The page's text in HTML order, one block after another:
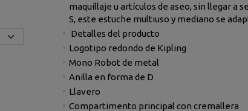
maquillaje u artículos de aseo, sin llegar a
S, este estuche multiuso y mediano se
Detalles del producto
Logotipo redondo de Kipling
Mono Robot de metal
Anilla en forma de D
Llavero
Compartimento principal con cremallera